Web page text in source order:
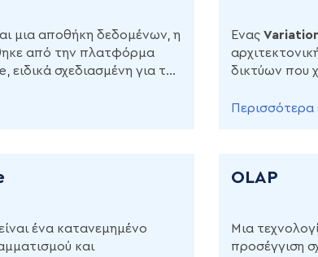
μια αποθήκη δεδομένων, η
από την πλατφόρμα
ειδικά σχεδιασμένη για την
Ένας
δικτύων που
Περισσότερα
ένα κατανεμημένο
και
OLAP
Mια
προσέγγιση